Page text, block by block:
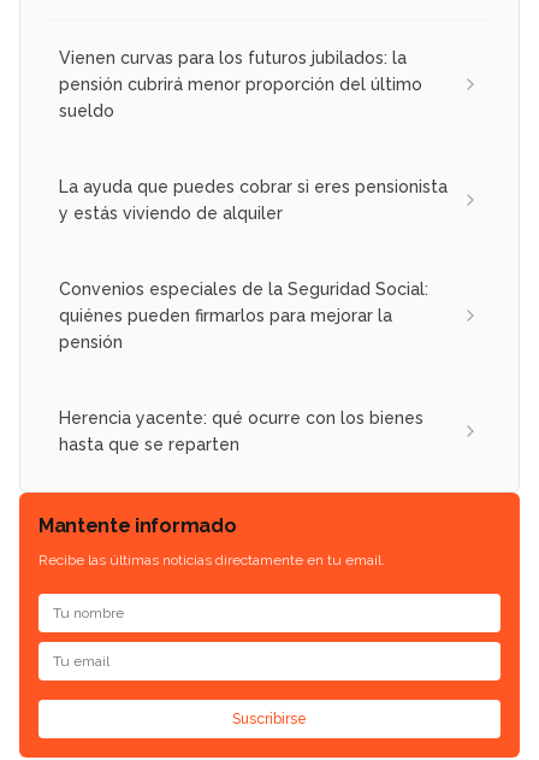
Vienen curvas para los futuros jubilados: la
pensión cubrirá menor proporción del último
sueldo
La ayuda que puedes cobrar si eres pensionista
y estás viviendo de alquiler
Convenios especiales de la Seguridad Social:
quiénes pueden firmarlos para mejorar la
pensión
Herencia yacente: qué ocurre con los bienes
hasta que se reparten
Mantente informado
Recibe las últimas noticias directamente en tu email.
Suscribirse